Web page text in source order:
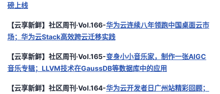
磅上线
【云享新鲜】社区周刊·Vol.166-华为云连续八年领跑中国桌面云市
场；华为云Stack高效跨云迁移实践
【云享新鲜】社区周刊·Vol.165-变身小小音乐家，制作一张AIGC
音乐专辑；LLVM技术在GaussDB等数据库中的应用
【云享新鲜】社区周刊·Vol.164-华为云开发者日广州站精彩回顾；